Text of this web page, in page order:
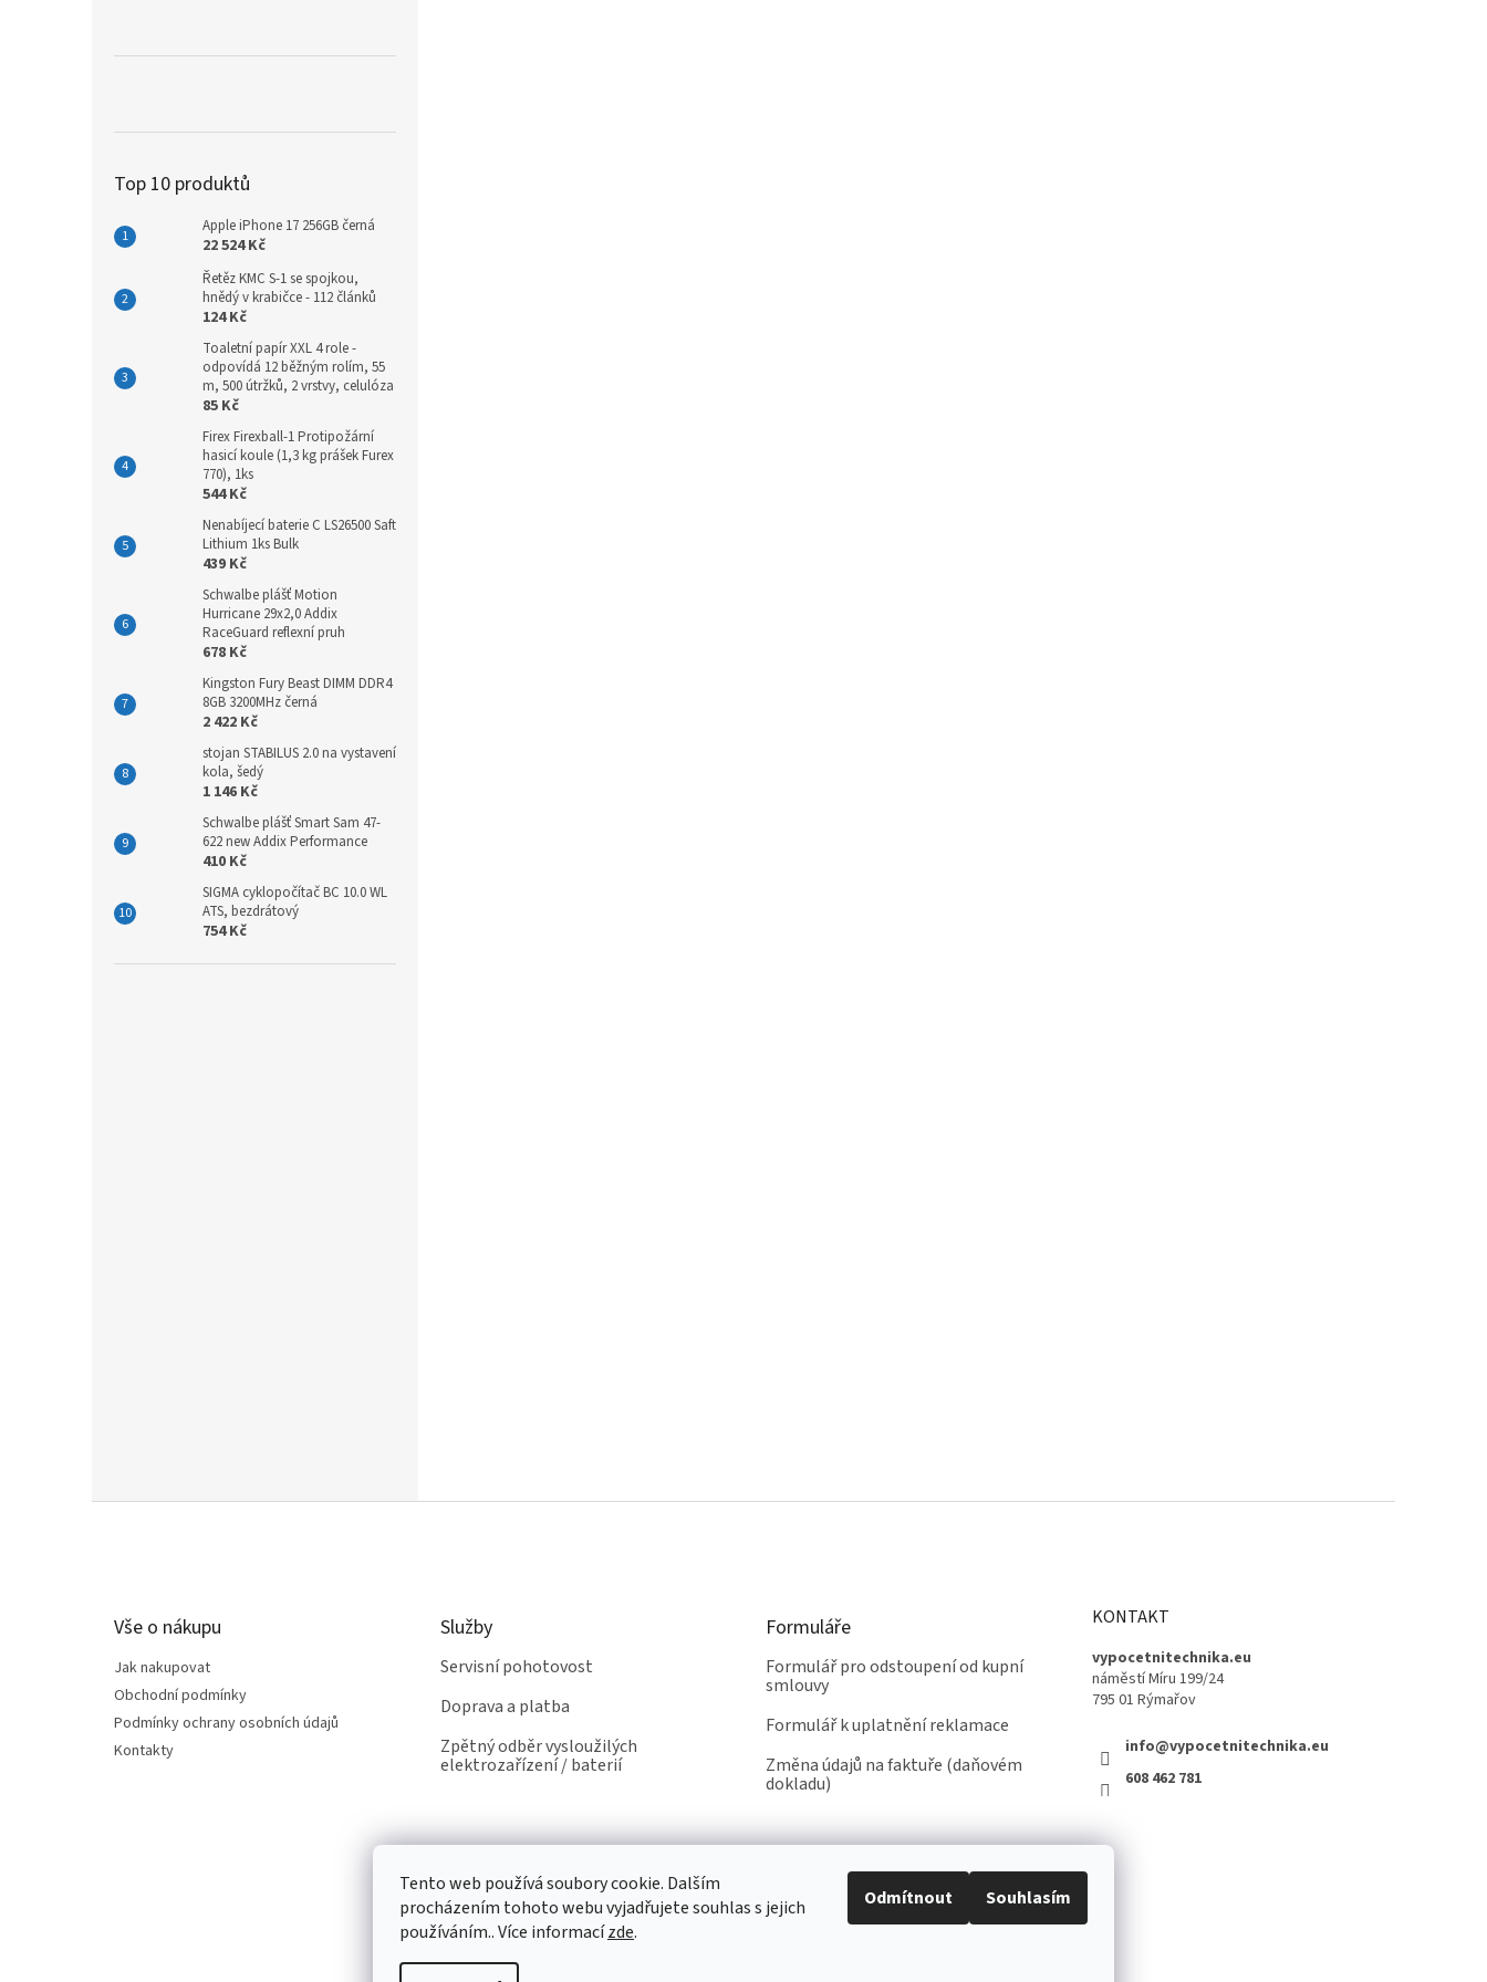
Tento web používá soubory cookie. Dalším
procházením tohoto webu vyjadřujete souhlas s jejich
používáním.. Více informacízde.
Odmítnout Souhlasím
Top 10 produktů
Apple iPhone 17 256GB černá
22 524 Kč
Řetěz KMC S-1 se spojkou,
hnědý v krabičce - 112 článků
124 Kč
Toaletní papír XXL 4 role -
odpovídá 12 běžným rolím, 55
m, 500 útržků, 2 vrstvy, celulóza
85 Kč
Firex Firexball-1 Protipožární
hasicí koule (1,3 kg prášek Furex
770), 1ks
544 Kč
Nenabíjecí baterie C LS26500 Saft
Lithium 1ks Bulk
439 Kč
Schwalbe plášť Motion
Hurricane 29x2,0 Addix
RaceGuard reflexní pruh
678 Kč
Kingston Fury Beast DIMM DDR4
8GB 3200MHz černá
2 422 Kč
stojan STABILUS 2.0 na vystavení
kola, šedý
1 146 Kč
Schwalbe plášť Smart Sam 47-
622 new Addix Performance
410 Kč
SIGMA cyklopočítač BC 10.0 WL
ATS, bezdrátový
754 Kč
Vše o nákupu
Jak nakupovat
Obchodní podmínky
Podmínky ochrany osobních údajů
Kontakty
Služby
Servisní pohotovost
Doprava a platba
Zpětný odběr vysloužilých
elektrozařízení / baterií
Formuláře
Formulář pro odstoupení od kupní
smlouvy
Formulář k uplatnění reklamace
Změna údajů na faktuře (daňovém
dokladu)
KONTAKT
vypocetnitechnika.eu
náměstí Míru 199/24
795 01 Rýmařov
info@vypocetnitechnika.eu
608 462 781